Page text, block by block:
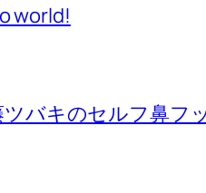
world!
ツバキのセルフ鼻フ